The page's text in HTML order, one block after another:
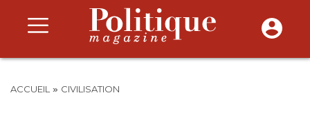
ACCUEIL » CIVILISATION